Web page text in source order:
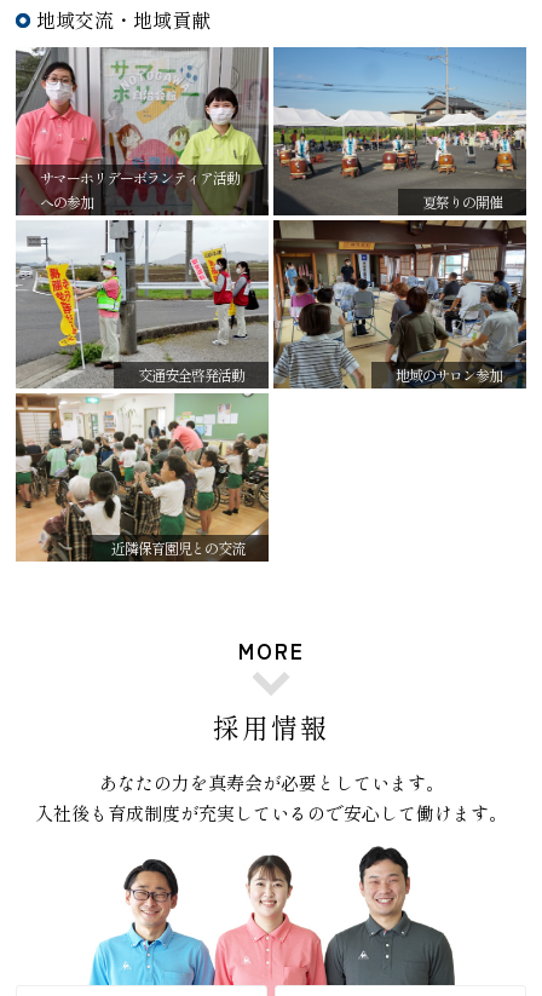
地域交流・地域貢献
サマーホリデーボランティア活動
への参加
夏祭りの開催
交通安全啓発活動 地域のサロン参加
近隣保育園児との交流
MORE
採用情報
あなたの力を真寿会が必要としています。
入社後も育成制度が充実しているので安心して働けます。